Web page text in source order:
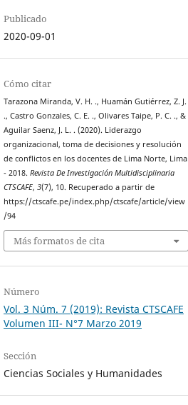
Publicado
2020-09-01
Cómo citar
Tarazona Miranda, V. H. ., Huamán Gutiérrez, Z. J.
., Castro Gonzales, C. E. ., Olivares Taipe, P. C. ., &
Aguilar Saenz, J. L. . (2020). Liderazgo
organizacional, toma de decisiones y resolución
de conflictos en los docentes de Lima Norte, Lima
- 2018.Revista De Investigación Multidisciplinaria
CTSCAFE,3(7), 10. Recuperado a partir de
https://ctscafe.pe/index.php/ctscafe/article/view
/94
Más formatos de cita
Número
Vol. 3 Núm. 7 (2019): Revista CTSCAFE
Volumen III- N°7 Marzo 2019
Sección
Ciencias Sociales y Humanidades